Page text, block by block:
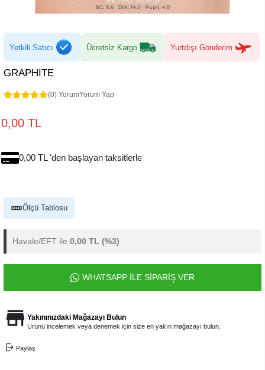
Yetkili Satıcı Ücretsiz Kargo Yurtdışı Gönderim
GRAPHITE
(0) YorumYorum Yap
0,00 TL
0,00 TL 'den başlayan taksitlerle
Ölçü Tablosu
Havale/EFT ile 0,00 TL (%3)
WHATSAPP İLE SİPARİŞ VER
Yakınınızdaki Mağazayı Bulun
Ürünü incelemek veya denemek için size en yakın mağazayı bulun.
Paylaş